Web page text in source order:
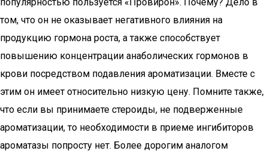
том, что он не оказывает негативного влияния на
продукцию гормона роста, а также способствует
повышению концентрации анаболических гормонов в
крови посредством подавления ароматизации. Вместе с
этим он имеет относительно низкую цену. Помните также,
что если вы принимаете стероиды, не подверженные
ароматизации, то необходимости в приеме ингибиторов
ароматазы попросту нет. Более дорогим аналогом